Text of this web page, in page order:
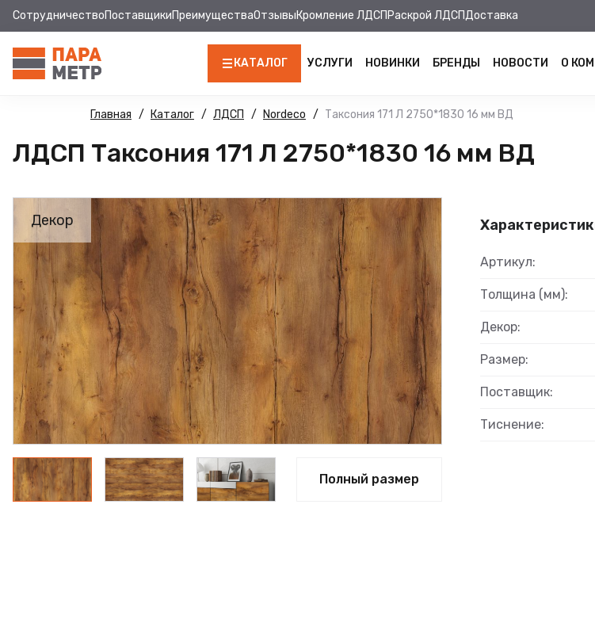
СотрудничествоПоставщикиПреимуществаОтзывыКромление ЛДСП Раскрой ЛДСПДоставка
КАТАЛОГ
ЛДСП
КРОМКА
МДФ ПАНЕЛИ
СТОЛЕШНИЦЫ
ХДФ
ФУРНИТУРА
ПРОФИЛЬ АЛЮМИНИЕВЫЙ
КЛЕЙ
ШДСП
РАСПРОДАЖА
НОВИНКИ
УСЛУГИ НОВИНКИ БРЕНДЫ НОВОСТИ О
Главная Каталог ЛДСП Nordeco Таксония 171 Л 2750*1830 16 мм ВД
ЛДСП Таксония 171 Л 2750*1830 16 мм ВД
Декор
Полный размер
Артикул:
Толщина (мм):
Декор:
Размер:
Поставщик:
Тиснение: